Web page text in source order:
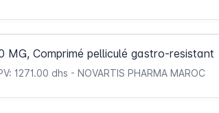
MG, Comprimé pelliculé gastro-resistant
1271.00 dhs - NOVARTIS PHARMA MAROC